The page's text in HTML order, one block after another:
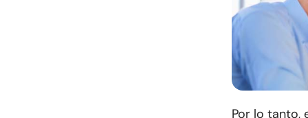
Por lo tanto,